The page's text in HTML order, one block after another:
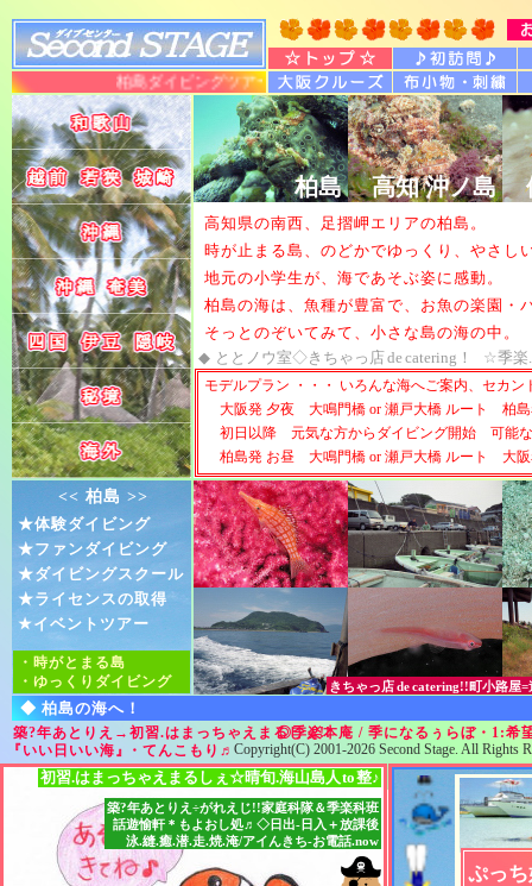
Copyright(C) 2001-2026 Second Stage. All Rights
きちゃっ店decatering!!町小路屋
築?年あとりえ→初習.はまっちゃえまるしぇ!!
『いい日いい海』
・てんこもり ♬
◎季楽本庵 / 季になるぅらぼ・1:希
柏島ダイビングツアー 大阪発のダイビングサービス 店
柏島 高知 沖ノ島
高知県の南西、足摺岬エリアの柏島。
時が止まる島、のどかでゆっくり、やさし
地元の小学生が、海であそぶ姿に感動。
柏島の海は、魚種が豊富で、お魚の楽園・
そっとのぞいてみて、小さな島の海の中。
◆ ととノウ室◇きちゃっ店de catering！ ☆季楽
モデルプラン ・・・ いろんな海へご案内、セカ
大阪発 夕夜 大鳴門橋 or 瀬戸大橋 ルート 柏島
初日以降 元気な方からダイビング開始 可能
柏島発 お昼 大鳴門橋 or 瀬戸大橋 ルート 大阪
<< 柏島 >>
★体験ダイビング
★ファンダイビング
★ダイビングスクール
★ライセンスの取得
★イベントツアー
・時がとまる島
・ゆっくりダイビング
◆ 柏島の海へ！
初習.はまっちゃえまるしぇ☆晴旬.海山島人to整♪
築?年あとりえ÷がれえじ!!家庭科隊＆季楽科班
話遊愉軒＊もよおし処♬◇日出-日入＋放課後
泳.縫.癒.潜.走.焼.淹/アイんきち-お電話.now
ぷっ